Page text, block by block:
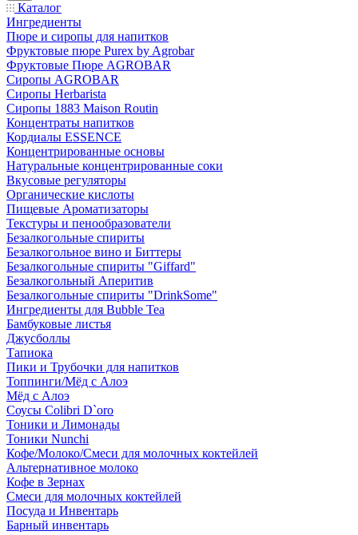
Каталог
Ингредиенты
Пюре и сиропы для напитков
Фруктовые пюре Purex by Agrobar
Фруктовые Пюре AGROBAR
Сиропы AGROBAR
Сиропы Herbarista
Сиропы 1883 Maison Routin
Концентраты напитков
Кордиалы ESSENCE
Концентрированные основы
Натуральные концентрированные соки
Вкусовые регуляторы
Органические кислоты
Пищевые Ароматизаторы
Текстуры и пенообразователи
Безалкогольные спириты
Безалкогольное вино и Биттеры
Безалкогольные спириты "Giffard"
Безалкогольный Аперитив
Безалкогольные спириты "DrinkSome"
Ингредиенты для Bubble Tea
Бамбуковые листья
Джусболлы
Тапиока
Пики и Трубочки для напитков
Топпинги/Мёд с Алоэ
Мёд с Алоэ
Соусы Colibri D`oro
Тоники и Лимонады
Тоники Nunchi
Кофе/Молоко/Смеси для молочных коктейлей
Альтернативное молоко
Кофе в Зернах
Смеси для молочных коктейлей
Посуда и Инвентарь
Барный инвентарь